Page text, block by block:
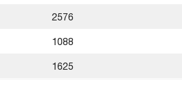
2576
1088
1625